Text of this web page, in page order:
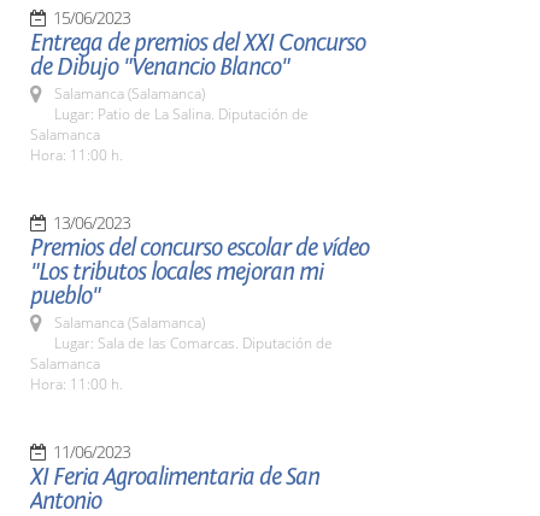
15/06/2023
Entrega de premios del XXI Concurso
de Dibujo "Venancio Blanco"
Salamanca (Salamanca)
Lugar: Patio de La Salina. Diputación de
Salamanca
Hora: 11:00 h.
13/06/2023
Premios del concurso escolar de vídeo
"Los tributos locales mejoran mi
pueblo"
Salamanca (Salamanca)
Lugar: Sala de las Comarcas. Diputación de
Salamanca
Hora: 11:00 h.
11/06/2023
XI Feria Agroalimentaria de San
Antonio